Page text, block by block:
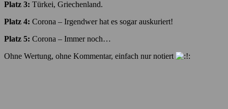
Platz 3: Türkei, Griechenland.
Platz 4: Corona – Irgendwer hat es sogar auskuriert!
Platz 5: Corona – Immer noch…
Ohne Wertung, ohne Kommentar, einfach nur notiert